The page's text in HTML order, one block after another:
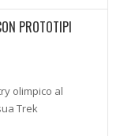
PROTOTIPI
olimpico al
Trek